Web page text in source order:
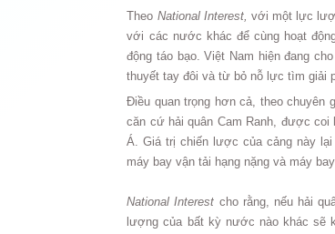
Theo National Interest, với một lực
với các nước khác để cùng hoạt
động táo bạo. Việt Nam hiện đang
thuyết tay đôi và từ bỏ nỗ lực tìm giải
Điều quan trọng hơn cả, theo chuyên
căn cứ hải quân Cam Ranh, được
Á. Giá trị chiến lược của cảng này
máy bay vận tải hạng nặng và máy
National Interest cho rằng, nếu hải
lượng của bất kỳ nước nào khác sẽ